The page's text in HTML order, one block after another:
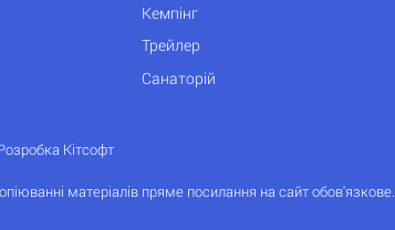
Кемпінг
Трейлер
Санаторій
Кітсофт
матеріалів пряме посилання на сайт обов'язкове.